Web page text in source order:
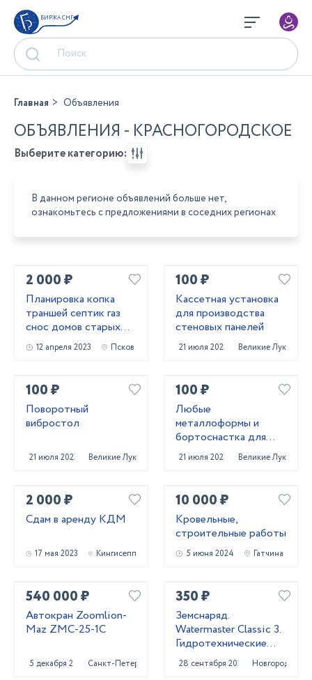
БИРЖА СНГ
Главная Объявления
ОБЪЯВЛЕНИЯ - КРАСНОГОРОДСКОЕ
Выберите категорию:
В данном регионе объявлений больше нет,
ознакомьтесь с предложениями в соседних регионах
2 000 ₽
Планировка копка
траншей септик газ
снос домов старых
зданий
12 апреля 2023 Псков
100 ₽
Кассетная установка
для производства
стеновых панелей
21 июля 2023 Великие Луки
100 ₽
Поворотный
вибростол
21 июля 2023 Великие Луки
100 ₽
Любые
металлоформы и
бортоснастка для
ваших ЖБИ от «М-
Конструктор»
21 июля 2023 Великие Луки
2 000 ₽
Сдам в аренду КДМ
17 мая 2023 Кингисепп
10 000 ₽
Кровельные,
строительные работы
5 июня 2024 Гатчина
540 000 ₽
Автокран Zoomlion-
Maz ZMC-25-1C
5 декабря 2024 Санкт-Петербург
350 ₽
Земснаряд.
Watermaster Classic 3.
Гидротехнические
работы. Земснаряд в
аренду.
28 сентября 2023 Новгород